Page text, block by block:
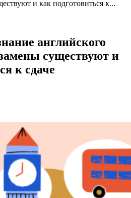
и как подготовиться к...
английского
существуют и
к сдаче